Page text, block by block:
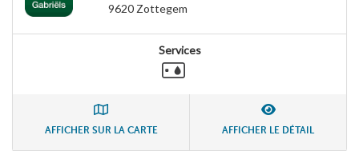
9620 Zottegem
Services
AFFICHER SUR LA CARTE AFFICHER LE DÉTAIL